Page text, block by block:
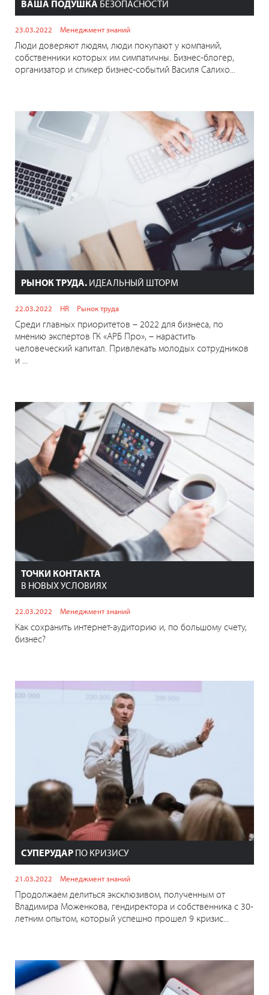
ВАША ПОДУШКА БЕЗОПАСНОСТИ
23.03.2022 Менеджмент знаний
Люди доверяют людям, люди покупают у компаний,
собственники которых им симпатичны. Бизнес-блогер,
организатор и спикер бизнес-событий Василя Салихо...
РЫНОК ТРУДА. ИДЕАЛЬНЫЙ ШТОРМ
22.03.2022 HR Рынок труда
Среди главных приоритетов – 2022 для бизнеса, по
мнению экспертов ГК «АРБ Про», – нарастить
человеческий капитал. Привлекать молодых сотрудников
и ...
ТОЧКИ КОНТАКТА
В НОВЫХ УСЛОВИЯХ
22.03.2022 Менеджмент знаний
Как сохранить интернет-аудиторию и, по большому счету,
бизнес?
СУПЕРУДАР ПО КРИЗИСУ
21.03.2022 Менеджмент знаний
Продолжаем делиться эксклюзивом, полученным от
Владимира Моженкова, гендиректора и собственника с 30-
летним опытом, который успешно прошел 9 кризис...